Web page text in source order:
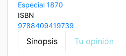
Especial 1870
ISBN
9788409419739
Sinopsis Tu opinión